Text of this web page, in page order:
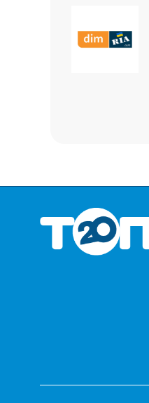
Карпати